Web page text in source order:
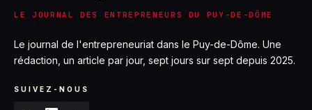
LE JOURNAL DES ENTREPRENEURS DU PUY-DE-DÔME
Le journal de l'entrepreneuriat dans le Puy-de-Dôme. Une
rédaction, un article par jour, sept jours sur sept depuis 2025.
SUIVEZ-NOUS